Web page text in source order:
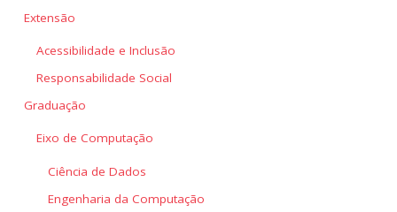
Extensão
Acessibilidade e Inclusão
Responsabilidade Social
Graduação
Eixo de Computação
Ciência de Dados
Engenharia da Computação